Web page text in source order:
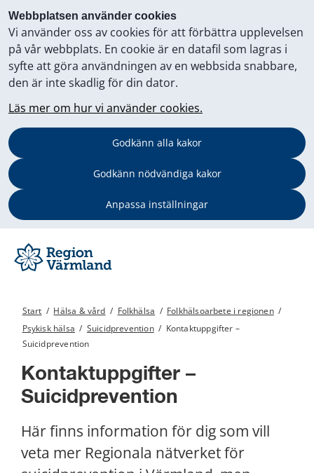
Webbplatsen använder cookies
Vi använder oss av cookies för att förbättra upplevelsen
på vår webbplats. En cookie är en datafil som lagras i
syfte att göra användningen av en webbsida snabbare,
den är inte skadlig för din dator.
Läs mer om hur vi använder cookies.
Godkänn alla kakor
Godkänn nödvändiga kakor
Anpassa inställningar
Start / Hälsa & vård / Folkhälsa / Folkhälsoarbete i regionen /
Psykisk hälsa / Suicidprevention / Kontaktuppgifter –
Suicidprevention
Kontaktuppgifter –
Suicidprevention
Här finns information för dig som vill
veta mer Regionala nätverket för